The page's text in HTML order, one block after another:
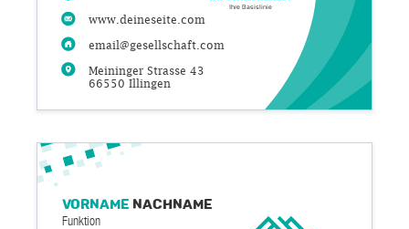
www.deineseite.com
email@gesellschaft.com
Meininger Strasse 43
66550 Illingen
Ihre Basislinie
Funktion
Vorname Nachname